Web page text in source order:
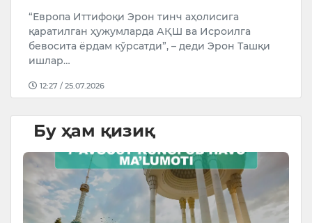
“Европа Иттифоқи Эрон тинч аҳолисига
қаратилган ҳужумларда АҚШ ва Исроилга
бевосита ёрдам кўрсатди”, – деди Эрон Ташқи
ишлар…
12:27 / 25.07.2026
Бу ҳам қизиқ